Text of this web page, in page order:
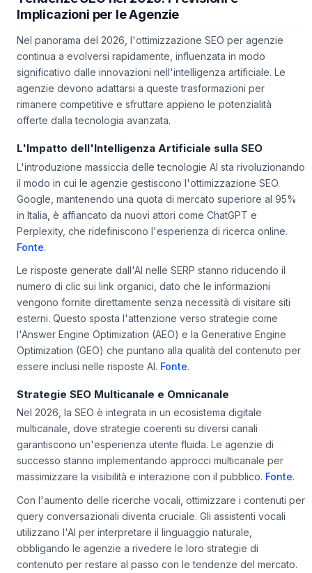
Implicazioni per le Agenzie
Nel panorama del 2026, l'ottimizzazione SEO per agenzie
continua a evolversi rapidamente, influenzata in modo
significativo dalle innovazioni nell'intelligenza artificiale. Le
agenzie devono adattarsi a queste trasformazioni per
rimanere competitive e sfruttare appieno le potenzialità
offerte dalla tecnologia avanzata.
L'Impatto dell'Intelligenza Artificiale sulla SEO
L'introduzione massiccia delle tecnologie AI sta rivoluzionando
il modo in cui le agenzie gestiscono l'ottimizzazione SEO.
Google, mantenendo una quota di mercato superiore al 95%
in Italia, è affiancato da nuovi attori come ChatGPT e
Perplexity, che ridefiniscono l'esperienza di ricerca online.
Fonte.
Le risposte generate dall'AI nelle SERP stanno riducendo il
numero di clic sui link organici, dato che le informazioni
vengono fornite direttamente senza necessità di visitare siti
esterni. Questo sposta l'attenzione verso strategie come
l'Answer Engine Optimization (AEO) e la Generative Engine
Optimization (GEO) che puntano alla qualità del contenuto per
essere inclusi nelle risposte AI. Fonte.
Strategie SEO Multicanale e Omnicanale
Nel 2026, la SEO è integrata in un ecosistema digitale
multicanale, dove strategie coerenti su diversi canali
garantiscono un'esperienza utente fluida. Le agenzie di
successo stanno implementando approcci multicanale per
massimizzare la visibilità e interazione con il pubblico. Fonte.
Con l'aumento delle ricerche vocali, ottimizzare i contenuti per
query conversazionali diventa cruciale. Gli assistenti vocali
utilizzano l'AI per interpretare il linguaggio naturale,
obbligando le agenzie a rivedere le loro strategie di
contenuto per restare al passo con le tendenze del mercato.